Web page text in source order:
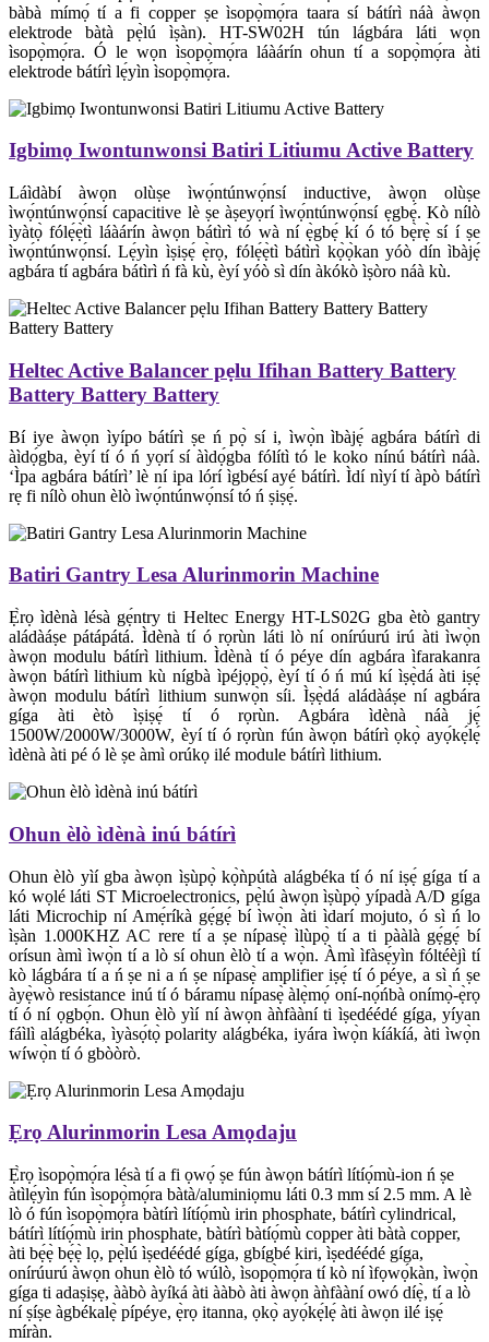
bàbà mímọ́ tí a fi copper ṣe ìsopọ̀mọ́ra taara sí bátírì náà àwọn
elektrode bàtà pẹ̀lú ìṣàn). HT-SW02H tún lágbára láti wọn
ìsopọ̀mọ́ra. Ó le wọn ìsopọ̀mọ́ra láàárín ohun tí a sopọ̀mọ́ra àti
elektrode bátírì lẹ́yìn ìsopọ̀mọ́ra.
Igbimọ Iwontunwonsi Batiri Litiumu Active Battery
Láìdàbí àwọn olùṣe ìwọ́ntúnwọ́nsí inductive, àwọn olùṣe
ìwọ́ntúnwọ́nsí capacitive lè ṣe àṣeyọrí ìwọ́ntúnwọ́nsí ẹgbẹ́. Kò nílò
ìyàtọ̀ fólẹ́ẹ̀tì láàárín àwọn bátìrì tó wà ní ẹ̀gbẹ́ kí ó tó bẹ̀rẹ̀ sí í ṣe
ìwọ́ntúnwọ́nsí. Lẹ́yìn ìṣiṣẹ́ ẹ̀rọ, fólẹ́ẹ̀tì bátìrì kọ̀ọ̀kan yóò dín ìbàjẹ́
agbára tí agbára bátìrì ń fà kù, èyí yóò sì dín àkókò ìṣòro náà kù.
Heltec Active Balancer pẹlu Ifihan Battery Battery
Battery Battery Battery
Bí iye àwọn ìyípo bátírì ṣe ń pọ̀ sí i, ìwọ̀n ìbàjẹ́ agbára bátírì di
àìdọ́gba, èyí tí ó ń yọrí sí àìdọ́gba fólítì tó le koko nínú bátírì náà.
‘Ìpa agbára bátírì’ lè ní ipa lórí ìgbésí ayé bátírì. Ìdí nìyí tí àpò bátírì
rẹ fi nílò ohun èlò ìwọ́ntúnwọ́nsí tó ń ṣiṣẹ́.
Batiri Gantry Lesa Alurinmorin Machine
Ẹ̀rọ ìdènà lésà gẹ́ntry ti Heltec Energy HT-LS02G gba ètò gantry
aládàáṣe pátápátá. Ìdènà tí ó rọrùn láti lò ní onírúurú irú àti ìwọ̀n
àwọn modulu bátírì lithium. Ìdènà tí ó péye dín agbára ìfarakanra
àwọn bátírì lithium kù nígbà ìpéjọpọ̀, èyí tí ó ń mú kí ìṣẹ̀dá àti iṣẹ́
àwọn modulu bátírì lithium sunwọ̀n síi. Ìṣẹ̀dá aládàáṣe ní agbára
gíga àti ètò ìṣiṣẹ́ tí ó rọrùn. Agbára ìdènà náà jẹ́
1500W/2000W/3000W, èyí tí ó rọrùn fún àwọn bátírì ọkọ̀ ayọ́kẹ́lẹ́
ìdènà àti pé ó lè ṣe àmì orúkọ ilé module bátírì lithium.
Ohun èlò ìdènà inú bátírì
Ohun èlò yìí gba àwọn ìṣùpọ̀ kọ̀ǹpútà alágbéka tí ó ní iṣẹ́ gíga tí a
kó wọlé láti ST Microelectronics, pẹ̀lú àwọn ìṣùpọ̀ yípadà A/D gíga
láti Microchip ní Amẹ́ríkà gẹ́gẹ́ bí ìwọ̀n àti ìdarí mojuto, ó sì ń lo
ìṣàn 1.000KHZ AC rere tí a ṣe nípasẹ̀ ìlùpọ̀ tí a ti pààlà gẹ́gẹ́ bí
orísun àmì ìwọ̀n tí a lò sí ohun èlò tí a wọ̀n. Àmì ìfàsẹ́yìn fóltéèjì tí
kò lágbára tí a ń ṣe ni a ń ṣe nípasẹ̀ amplifier iṣẹ́ tí ó péye, a sì ń ṣe
àyẹ̀wò resistance inú tí ó báramu nípasẹ̀ àlẹ̀mọ́ oní-nọ́ńbà onímọ̀-ẹ̀rọ
tí ó ní ọgbọ́n. Ohun èlò yìí ní àwọn àǹfààní ti ìṣedéédé gíga, yíyan
fáìlì alágbéka, ìyàsọ́tọ̀ polarity alágbéka, iyára ìwọ̀n kíákíá, àti ìwọ̀n
wíwọ̀n tí ó gbòòrò.
Ẹrọ Alurinmorin Lesa Amọdaju
Ẹ̀rọ ìsopọ̀mọ́ra lésà tí a fi ọwọ́ ṣe fún àwọn bátírì lítíọ́mù-ion ń ṣe
àtìlẹ́yìn fún ìsopọ̀mọ́ra bàtà/aluminiọmu láti 0.3 mm sí 2.5 mm. A lè
lò ó fún ìsopọ̀mọ́ra bàtírì lítíọ́mù irin phosphate, bátírì cylindrical,
bátírì lítíọ́mù irin phosphate, bàtírì bàtíọ́mù copper àti bàtà copper,
àti bẹ́ẹ̀ bẹ́ẹ̀ lọ, pẹ̀lú ìṣedéédé gíga, gbígbé kiri, ìṣedéédé gíga,
onírúurú àwọn ohun èlò tó wúlò, ìsopọ̀mọ́ra tí kò ní ìfọwọ́kàn, ìwọ̀n
gíga ti adaṣiṣẹ, ààbò àyíká àti ààbò àti àwọn àǹfààní owó díẹ̀, tí a lò
ní ṣíṣe àgbékalẹ̀ pípéye, ẹ̀rọ itanna, ọkọ̀ ayọ́kẹ́lẹ́ àti àwọn ilé iṣẹ́
míràn.